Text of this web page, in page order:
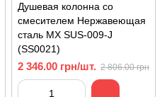
Душевая колонна со
смесителем Нержавеющая
сталь MX SUS-009-J
(SS0021)
2 346.00 грн/шт. 2 806.00 грн